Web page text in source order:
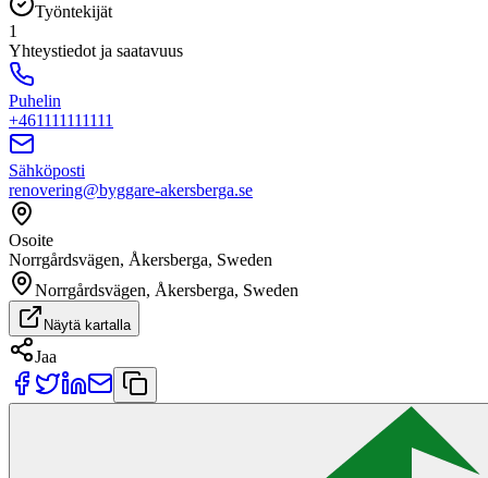
Työntekijät
1
Yhteystiedot ja saatavuus
Puhelin
+461111111111
Sähköposti
renovering@byggare-akersberga.se
Osoite
Norrgårdsvägen, Åkersberga, Sweden
Norrgårdsvägen, Åkersberga, Sweden
Näytä kartalla
Jaa